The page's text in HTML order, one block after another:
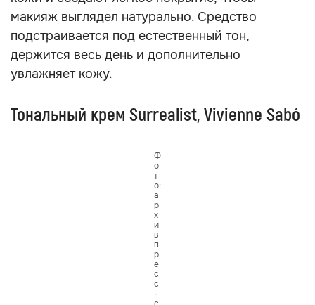
макияж выглядел натурально. Средство
подстраивается под естественный тон,
держится весь день и дополнительно
увлажняет кожу.
Тональный крем Surrealist, Vivienne Sabó
Ф
о
т
о:
а
р
х
и
в
п
р
е
с
с
-